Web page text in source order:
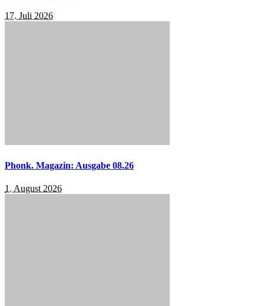
17. Juli 2026
Phonk. Magazin: Ausgabe 08.26
1. August 2026